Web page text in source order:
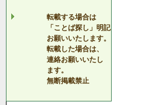
転載する場合は
「ことば探し」明記
お願いいたします。
転載した場合は、
連絡お願いいたし
ます。
無断掲載禁止